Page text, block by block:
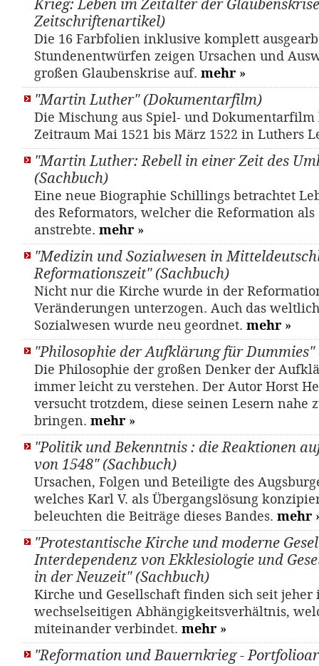
Krieg: Leben im Zeitalter der
Zeitschriftenartikel)
Die 16 Farbfolien inklusive komplett
Stundenentwürfen zeigen Ursachen und
großen Glaubenskrise auf. mehr »
"Martin Luther" (Dokumentarfilm)
Die Mischung aus Spiel- und
Zeitraum Mai 1521 bis März 1522 in Luthers
"Martin Luther: Rebell in einer Zeit des
(Sachbuch)
Eine neue Biographie Schillings betrachtet
des Reformators, welcher die Reformation
anstrebte. mehr »
"Medizin und Sozialwesen in
Reformationszeit" (Sachbuch)
Nicht nur die Kirche wurde in der
Veränderungen unterzogen. Auch das
Sozialwesen wurde neu geordnet. mehr »
"Philosophie der Aufklärung für Dummies"
Die Philosophie der großen Denker der
immer leicht zu verstehen. Der Autor Horst
versucht trotzdem, diese seinen Lesern nahe
bringen. mehr »
"Politik und Bekenntnis : die Reaktionen
von 1548" (Sachbuch)
Ursachen, Folgen und Beteiligte des
welches Karl V. als Übergangslösung
beleuchten die Beiträge dieses Bandes. mehr
"Protestantische Kirche und moderne
Interdependenz von Ekklesiologie und
in der Neuzeit" (Sachbuch)
Kirche und Gesellschaft finden sich seit jeher
wechselseitigen Abhängigkeitsverhältnis,
miteinander verbindet. mehr »
"Reformation und Bauernkrieg -